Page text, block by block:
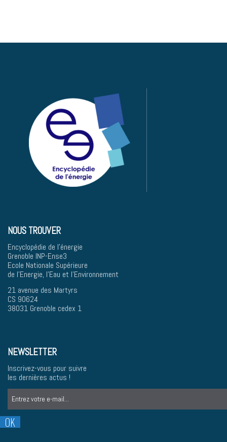
NOUS TROUVER
Encyclopédie de l'énergie
Grenoble INP-Ense3
Ecole Nationale Supérieure
de l'Energie, l'Eau et l'Environnement
21 avenue des Martyrs
CS 90624
38031 Grenoble cedex 1
NEWSLETTER
Inscrivez-vous pour suivre
les dernières actus !